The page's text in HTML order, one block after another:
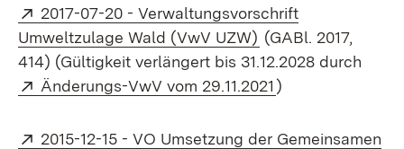
Extern:
2017-07-20 - Verwaltungsvorschrift
Umweltzulage Wald (VwV UZW) (Öffnet in neuem
(GABl. 2017,
414) (Gültigkeit verlängert bis 31.12.2028 durch
Extern:
Änderungs-VwV vom 29.11.2021 (Öffnet in neuem
)
Extern:
2015-12-15 - VO Umsetzung der Gemeinsamen